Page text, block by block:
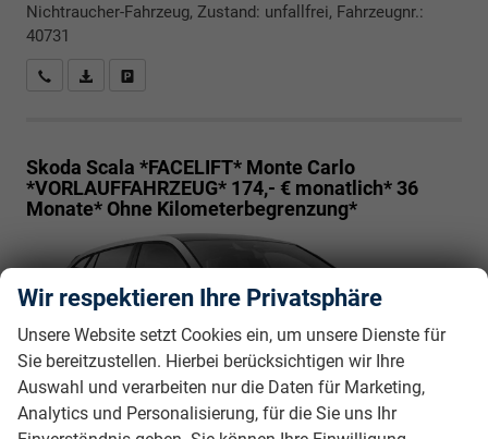
Nichtraucher-Fahrzeug, Zustand: unfallfrei, Fahrzeugnr.:
40731
Rückrufbitte absenden
PDF-Datei, Fahrzeugexposé drucken
Skoda Scala *FACELIFT* Monte Carlo
*VORLAUFFAHRZEUG* 174,- € monatlich* 36
Monate* Ohne Kilometerbegrenzung*
Wir respektieren Ihre Privatsphäre
Unsere Website setzt Cookies ein, um unsere Dienste für
Sie bereitzustellen. Hierbei berücksichtigen wir Ihre
Auswahl und verarbeiten nur die Daten für Marketing,
Analytics und Personalisierung, für die Sie uns Ihr